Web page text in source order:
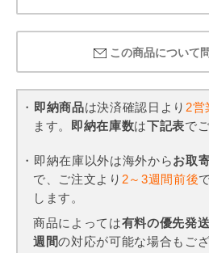
この商品について
・ 即納商品は決済確認日より2営
ます。 即納在庫数は下記表で
・即納在庫以外は海外からお取
で、ご注文より 2～3週間前後
します。
商品によっては有料の優先発
週間の対応が可能な場合もご